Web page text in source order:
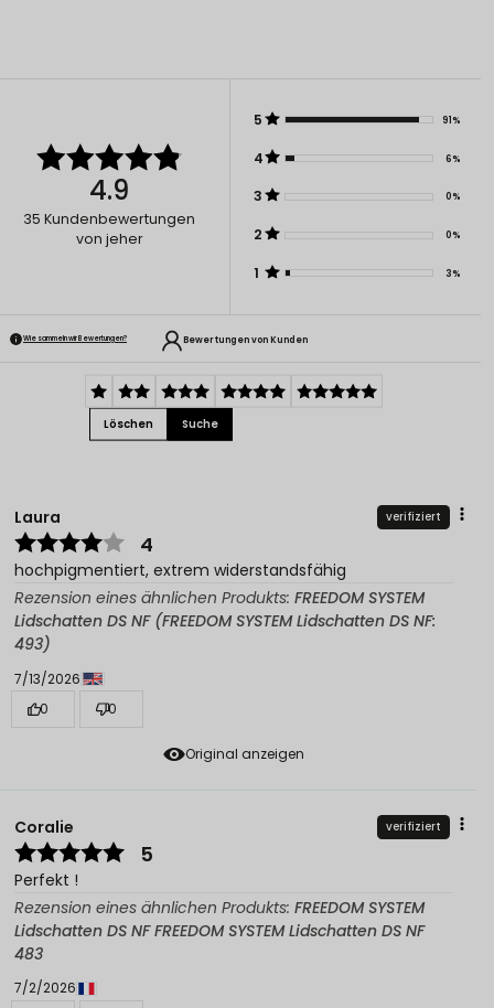
4.9
35 Kundenbewertungen
von jeher
5 91%
4 6%
3 0%
2 0%
1 3%
Wie sammeln wir Bewertungen? Bewertungen von Kunden
Löschen Suche
Original anzeigen
Laura verifiziert
4
hochpigmentiert, extrem widerstandsfähig
Rezension eines ähnlichen Produkts: FREEDOM SYSTEM
Lidschatten DS NF (FREEDOM SYSTEM Lidschatten DS NF:
493)
7/13/2026
0
0
Coralie verifiziert
5
Perfekt !
Rezension eines ähnlichen Produkts: FREEDOM SYSTEM
Lidschatten DS NF FREEDOM SYSTEM Lidschatten DS NF
483
7/2/2026